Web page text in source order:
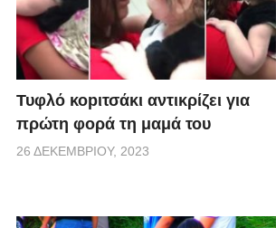
Τυφλό κοpιτσάκι αντικρίζει για
πρώτη φορά τη μαμά του
26 ΔΕΚΕΜΒΡΊΟΥ, 2023